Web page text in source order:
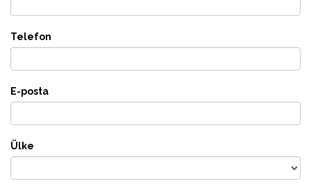
Telefon
E-posta
Ülke